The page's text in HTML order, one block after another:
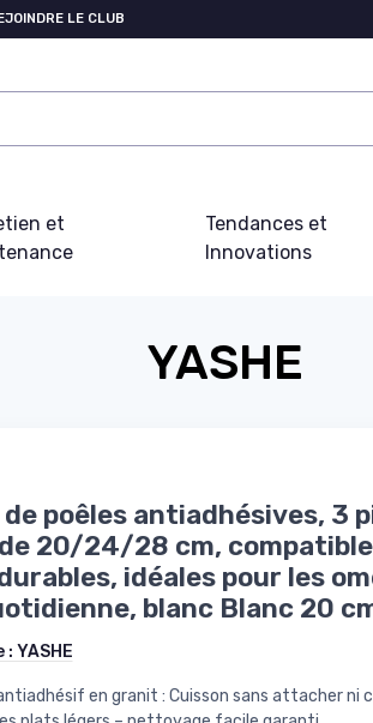
LE CLUB
et
Tendances et
Innovations
YASHE
poêles antiadhésives, 3
20/24/28 cm,
idéales pour les
blanc Blanc 20
: YASHE
en granit : Cuisson sans attacher ni